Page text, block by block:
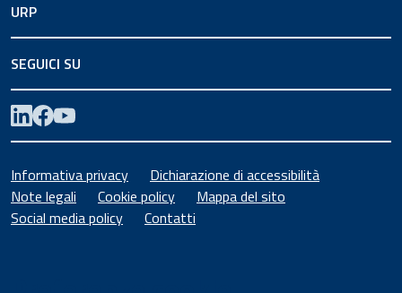
URP
SEGUICI SU
Informativa privacy
Dichiarazione di accessibilità
Note legali
Cookie policy
Mappa del sito
Social media policy
Contatti